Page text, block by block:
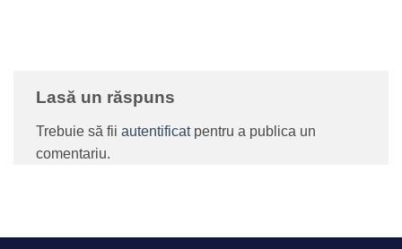
Lasă un răspuns
Trebuie să fii autentificatpentru a publica un
comentariu.